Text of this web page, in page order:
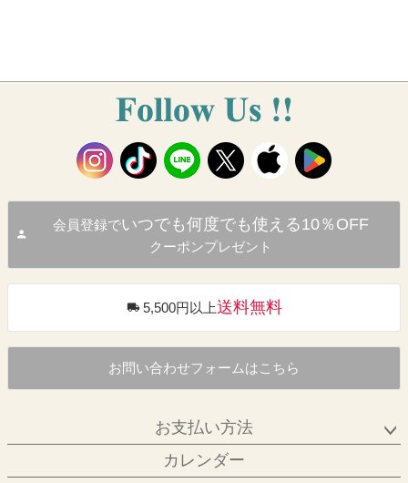
会員登録でいつでも何度でも使える10％OFF
クーポンプレゼント
5,500円以上送料無料
お問い合わせフォームはこちら
お支払い方法
カレンダー